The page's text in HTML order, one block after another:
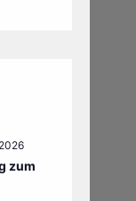
zum